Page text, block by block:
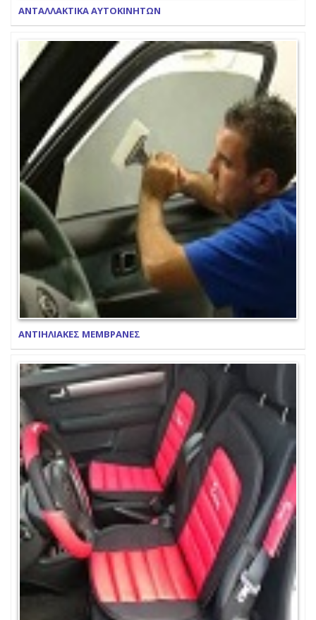
ΑΝΤΑΛΛΑΚΤΙΚΑ ΑΥΤΟΚΙΝΗΤΩΝ
ΑΝΤΙΗΛΙΑΚΕΣ ΜΕΜΒΡΑΝΕΣ